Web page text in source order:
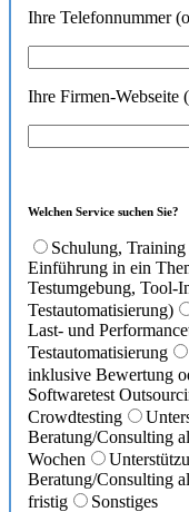
Ihre Telefonnummer
Ihre Firmen-Webseite
Welchen Service suchen Sie?
Schulung,
Einführung in ein
Testumgebung, Tool-
Testautomatisierung)
Last- und
Testautomatisierung
inklusive Bewertung
Softwaretest
Crowdtesting
Beratung/Consulting
Wochen
Beratung/Consulting
fristig
Sonstiges